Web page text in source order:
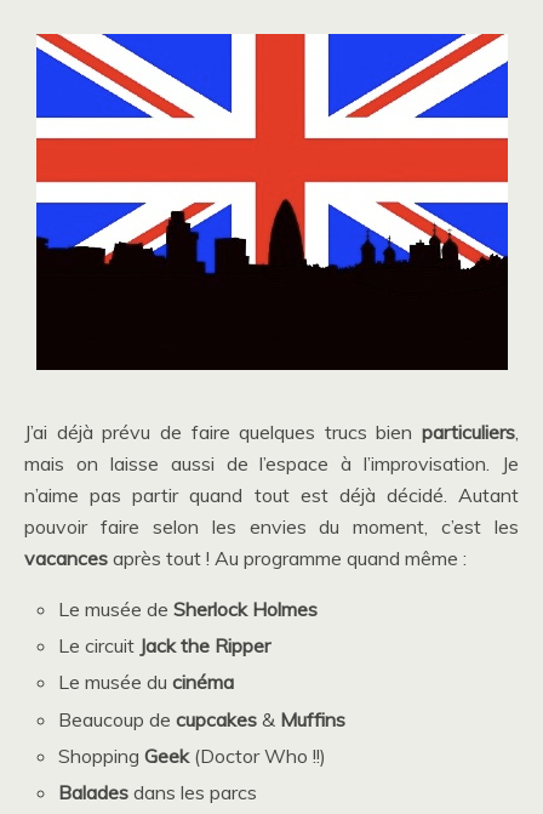
J’ai déjà prévu de faire quelques trucs bien particuliers,
mais on laisse aussi de l’espace à l’improvisation. Je
n’aime pas partir quand tout est déjà décidé. Autant
pouvoir faire selon les envies du moment, c’est les
vacances après tout ! Au programme quand même :
Le musée deSherlock Holmes
Le circuit Jack the Ripper
Le musée ducinéma
Beaucoup decupcakes & Muffins
ShoppingGeek(Doctor Who !!)
Balades dans les parcs